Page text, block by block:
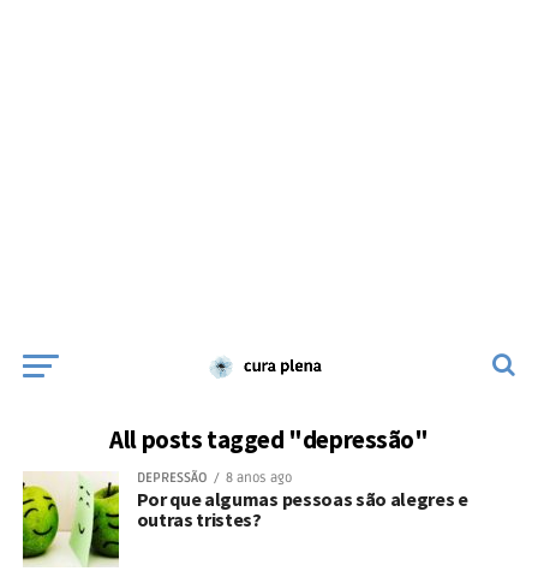
All posts tagged "depressão"
DEPRESSÃO 8 anos ago
Por que algumas pessoas são alegres e
outras tristes?